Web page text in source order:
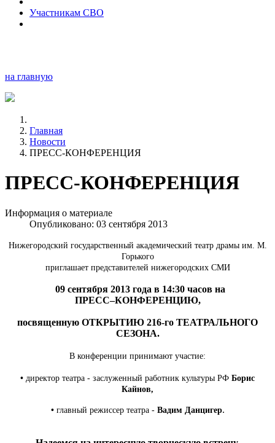
Участникам СВО
на главную
Главная
Новости
ПРЕСС-КОНФЕРЕНЦИЯ
ПРЕСС-КОНФЕРЕНЦИЯ
Информация о материале
Опубликовано: 03 сентября 2013
Нижегородский государственный академический театр драмы им. М.
Горького
приглашает представителей нижегородских СМИ
09 сентября 2013 года в 14:30 часов на
ПРЕСС–КОНФЕРЕНЦИЮ,
посвященную ОТКРЫТИЮ 216-го ТЕАТРАЛЬНОГО
СЕЗОНА.
В конференции принимают участие:
• директор театра - заслуженный работник культуры РФ Борис
Кайнов,
•главный режиссер театра - Вадим Данцигер.